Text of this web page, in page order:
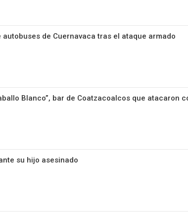
autobuses de Cuernavaca tras el ataque armado
Blanco”, bar de Coatzacoalcos que atacaron
su hijo asesinado